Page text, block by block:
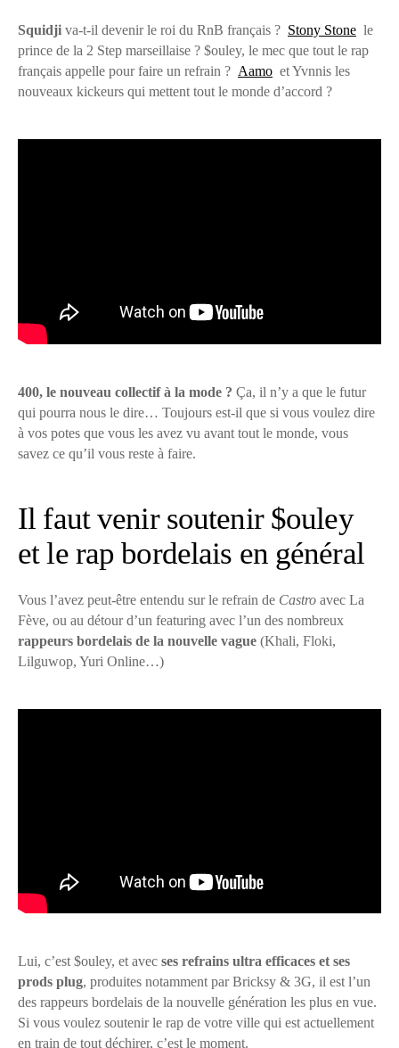
Squidji va-t-il devenir le roi du RnB français ? Stony Stone le
prince de la 2 Step marseillaise ? $ouley, le mec que tout le rap
français appelle pour faire un refrain ? Aamo et Yvnnis les
nouveaux kickeurs qui mettent tout le monde d’accord ?
400, le nouveau collectif à la mode ? Ça, il n’y a que le futur
qui pourra nous le dire… Toujours est-il que si vous voulez dire
à vos potes que vous les avez vu avant tout le monde, vous
savez ce qu’il vous reste à faire.
Il faut venir soutenir $ouley
et le rap bordelais en général
Vous l’avez peut-être entendu sur le refrain de Castro avec La
Fève, ou au détour d’un featuring avec l’un des nombreux
rappeurs bordelais de la nouvelle vague (Khali, Floki,
Lilguwop, Yuri Online…)
Lui, c’est $ouley, et avec ses refrains ultra efficaces et ses
prods plug, produites notamment par Bricksy & 3G, il est l’un
des rappeurs bordelais de la nouvelle génération les plus en vue.
Si vous voulez soutenir le rap de votre ville qui est actuellement
en train de tout déchirer, c’est le moment.